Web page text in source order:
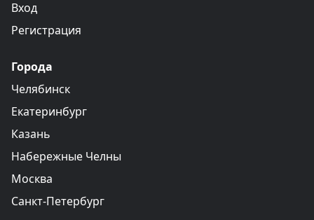
Вход
Регистрация
Города
Челябинск
Екатеринбург
Казань
Набережные Челны
Москва
Санкт-Петербург